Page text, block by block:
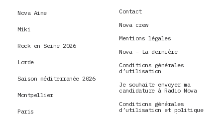
Nova Aime
Miki
Rock en Seine 2026
Lorde
Saison méditerranée 2026
Montpellier
Paris
Contact
Nova crew
Mentions légales
Nova – La dernière
Conditions générales
d’utilisation
Je souhaite envoyer ma
candidature à Radio Nova
Conditions générales
d’utilisation et politique